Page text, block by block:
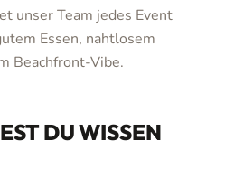
unser Team jedes Event
Essen, nahtlosem
Beachfront-Vibe.
DU WISSEN